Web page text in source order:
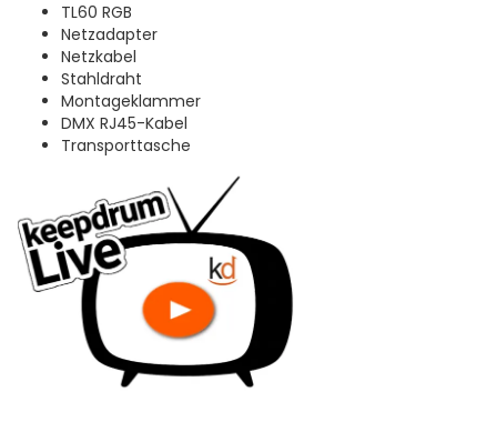
TL60 RGB
Netzadapter
Netzkabel
Stahldraht
Montageklammer
DMX RJ45-Kabel
Transporttasche